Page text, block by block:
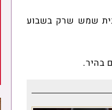
בבית שמש שרק בשבוע
בהיר.